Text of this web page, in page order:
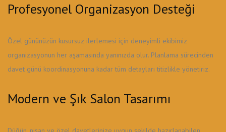
Profesyonel Organizasyon Desteği
Özel gününüzün kusursuz ilerlemesi için deneyimli ekibimiz
organizasyonun her aşamasında yanınızda olur. Planlama sürecinden
davet günü koordinasyonuna kadar tüm detayları titizlikle yönetiriz.
Modern ve Şık Salon Tasarımı